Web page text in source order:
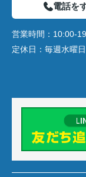
電話を
営業時間： 10:00-
定休日： 毎週水曜日